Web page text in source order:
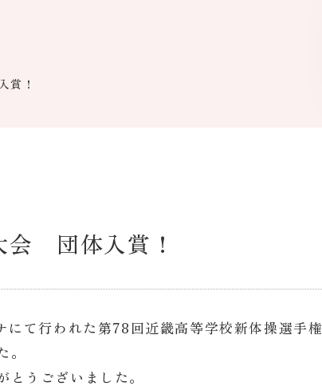
賞！
団体入賞！
て行われた第78回近畿高等学校新体操選手
うございました。